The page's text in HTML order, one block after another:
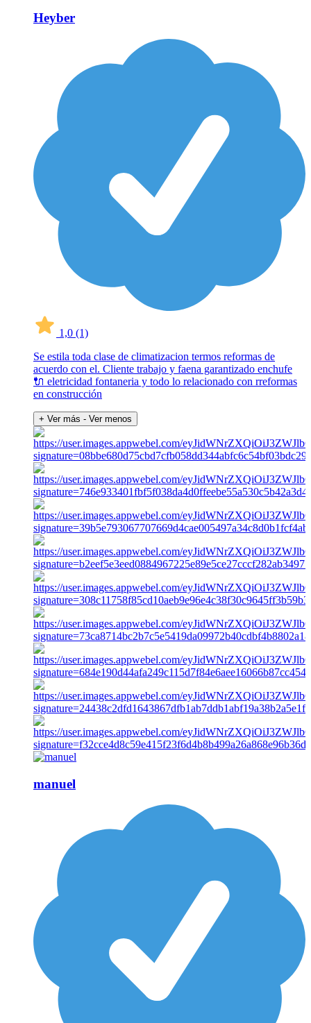
Heyber
1,0 (1)
Se estila toda clase de climatizacion termos reformas de
acuerdo con el. Cliente trabajo y faena garantizado enchufe
🔌 eletricidad fontaneria y todo lo relacionado con rreformas
en construcción
+ Ver más - Ver menos
manuel